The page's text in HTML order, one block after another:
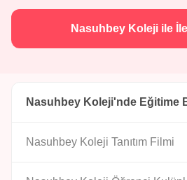
Nasuhbey Koleji ile
Nasuhbey Koleji'nde Eğitime
Nasuhbey Koleji Tanıtım Filmi